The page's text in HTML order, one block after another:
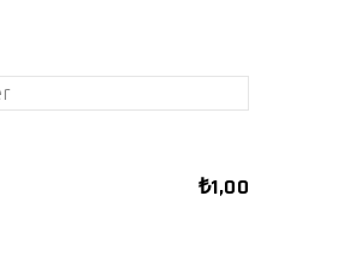
₺1,00